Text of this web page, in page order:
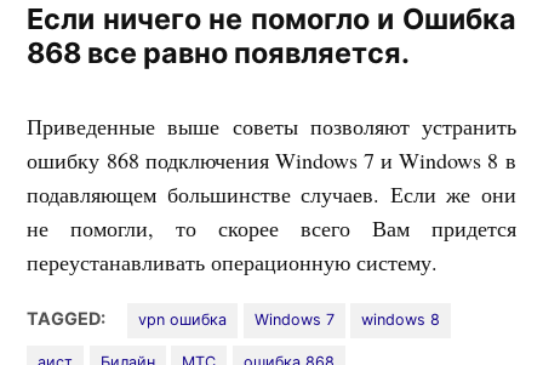
Если ничего не помогло и Ошибка
868 все равно появляется.
Приведенные выше советы позволяют устранить
ошибку 868 подключения Windows 7 и Windows 8 в
подавляющем большинстве случаев. Если же они
не помогли, то скорее всего Вам придется
переустанавливать операционную систему.
TAGGED: vpn ошибка Windows 7 windows 8